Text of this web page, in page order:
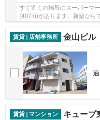
すぐ近くの場所にスーパーマ
(407m)があります。新築なら
賃貸 | 店舗事務所
金山ビル
賃貸 | マンション キューブ